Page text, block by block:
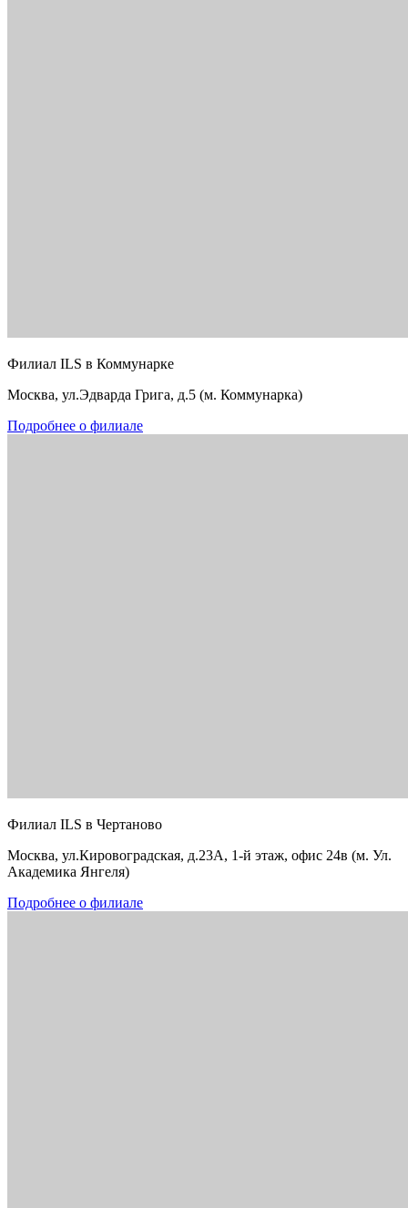
Филиал ILS в Коммунарке
Москва, ул.Эдварда Грига, д.5 (м. Коммунарка)
Подробнее о филиале
Филиал ILS в Чертаново
Москва, ул.Кировоградская, д.23А, 1-й этаж, офис 24в (м. Ул.
Академика Янгеля)
Подробнее о филиале